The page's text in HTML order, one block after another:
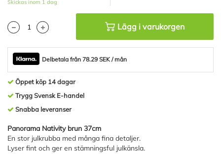
Skickas inom 1 dag
Lägg i varukorgen
Delbetala från 78.29 SEK / mån
Öppet köp 14 dagar
Trygg Svensk E-handel
Snabba leveranser
Panorama Nativity brun 37cm
En stor julkrubba med många fina detaljer.
Lyser fint och ger en stämningsful julkänsla.